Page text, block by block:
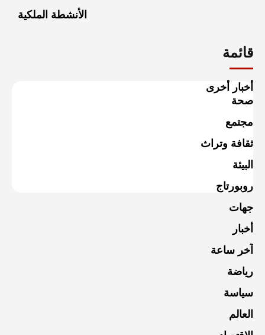
الأنشطة الملكية
قائمة
أخبار أخرى
صحة
مجتمع
ثقافة وتراث
البيئة
روبورتاج
جهات
أخبار
آخر ساعة
رياضة
سياسة
العالم